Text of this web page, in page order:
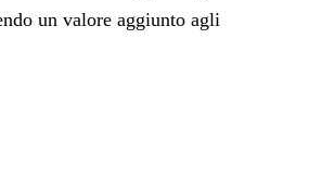
un valore aggiunto agli